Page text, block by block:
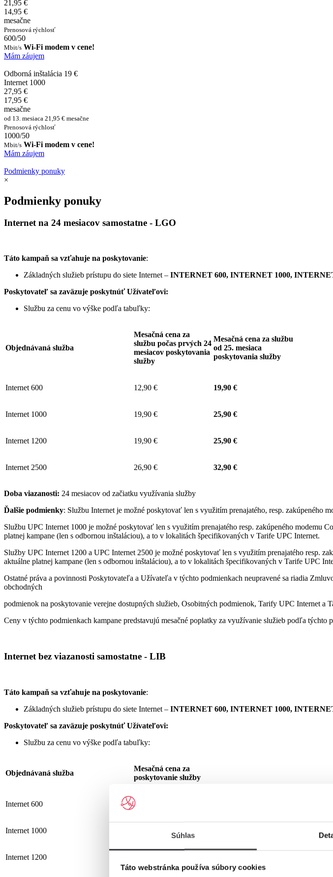
Súhlas
Táto webstránka používa súbory cookies
21,95 €
14,95 €
mesačne
Prenosová rýchlosť
600/50
Mbit/s Wi-Fi modem v cene!
Mám záujem
Odborná inštalácia 19 €
Internet 1000
27,95 €
17,95 €
mesačne
od 13. mesiaca 21,95 € mesačne
Prenosová rýchlosť
1000/50
Mbit/s Wi-Fi modem v cene!
Mám záujem
Podmienky ponuky
×
Podmienky ponuky
Internet na 24 mesiacov samostatne - LGO
Táto kampaň sa vzťahuje na poskytovanie:
Základných služieb prístupu do siete Internet – INTERNET 600, INTERNET 1000,
Poskytovateľ sa zaväzuje poskytnúť Užívateľovi:
Službu za cenu vo výške podľa tabuľky:
Objednávaná služba
Mesačná cena za
službu počas prvých 24
mesiacov poskytovania
služby
Mesačná cena za službu
od 25. mesiaca
poskytovania služby
Internet 600 12,90 € 19,90 €
Internet 1000 19,90 € 25,90 €
Internet 1200 19,90 € 25,90 €
Internet 2500 26,90 € 32,90 €
Doba viazanosti: 24 mesiacov od začiatku využívania služby
Ďalšie podmienky: Službu Internet je možné poskytovať len s využitím prenajatého, resp. zakúpeného
Službu UPC Internet 1000 je možné poskytovať len s využitím prenajatého resp. zakúpeného
platnej kampane (len s odbornou inštaláciou), a to v lokalitách špecifikovaných v Tarife UPC Internet.
Služby UPC Internet 1200 a UPC Internet 2500 je možné poskytovať len s využitím prenajatého resp.
aktuálne platnej kampane (len s odbornou inštaláciou), a to v lokalitách špecifikovaných v Tarife UPC
Ostatné práva a povinnosti Poskytovateľa a Užívateľa v týchto podmienkach neupravené sa riadia
obchodných
podmienok na poskytovanie verejne dostupných služieb, Osobitných podmienok, Tarify UPC Internet a
Ceny v týchto podmienkach kampane predstavujú mesačné poplatky za využívanie služieb podľa
Internet bez viazanosti samostatne - LIB
Táto kampaň sa vzťahuje na poskytovanie:
Základných služieb prístupu do siete Internet – INTERNET 600, INTERNET 1000,
Poskytovateľ sa zaväzuje poskytnúť Užívateľovi:
Službu za cenu vo výške podľa tabuľky:
Objednávaná služba
Mesačná cena za
poskytovanie služby
Internet 600 19,90 €
Internet 1000
Internet 1200